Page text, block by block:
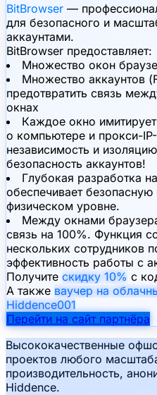
BitBrowser —
для безопасного и
аккаунтами.
BitBrowser предоставляет:
Множество окон
Множество аккаунтов
предотвратить связь
окнах
Каждое окно
о компьютере и прокси-
независимость и
безопасность аккаунтов!
Глубокая разработка
обеспечивает
физическом уровне.
Между окнами
связь на 100%. Функция
нескольких сотрудников
эффективность работы с
Получите скидку 10% с
А также ваучер на
Hiddence001
Перейти на сайт партнёра
Высококачественные
проектов любого
производительность,
Hiddence.